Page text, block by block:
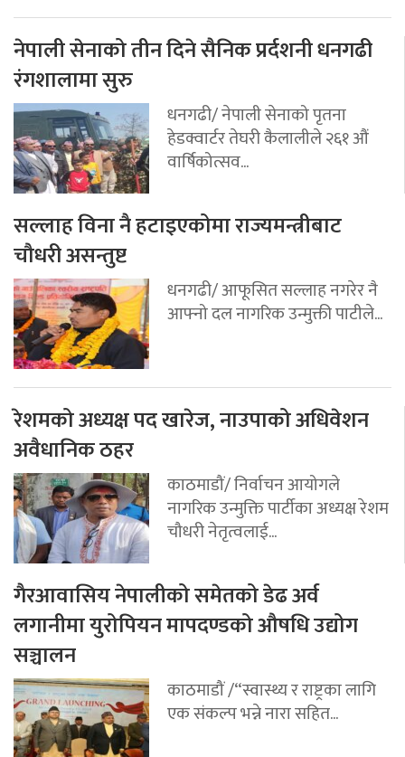
नेपाली सेनाको तीन दिने सैनिक प्रर्दशनी धनगढी
रंगशालामा सुरु
धनगढी/ नेपाली सेनाको पृतना
हेडक्वार्टर तेघरी कैलालीले २६१ औं
वार्षिकोत्सव...
सल्लाह विना नै हटाइएकोमा राज्यमन्त्रीबाट
चौधरी असन्तुष्ट
धनगढी/ आफूसित सल्लाह नगरेर नै
आफ्नो दल नागरिक उन्मुक्ती पाटीले...
रेशमको अध्यक्ष पद खारेज, नाउपाको अधिवेशन
अवैधानिक ठहर
काठमाडौं/ निर्वाचन आयोगले
नागरिक उन्मुक्ति पार्टीका अध्यक्ष रेशम
चौधरी नेतृत्वलाई...
गैरआवासिय नेपालीको समेतको डेढ अर्व
लगानीमा युरोपियन मापदण्डको औषधि उद्योग
सञ्चालन
काठमाडौं /“स्वास्थ्य र राष्ट्रका लागि
एक संकल्प भन्ने नारा सहित...